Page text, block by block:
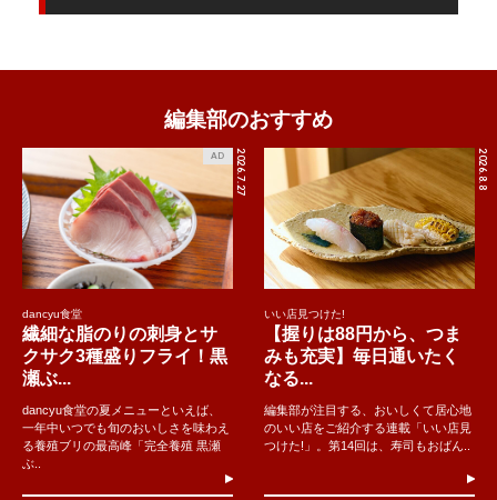
編集部のおすすめ
2026.7.27
AD
dancyu食堂
繊細な脂のりの刺身とサ
クサク3種盛りフライ！黒
瀬ぶ...
dancyu食堂の夏メニューといえば、
一年中いつでも旬のおいしさを味わえ
る養殖ブリの最高峰「完全養殖 黒瀬
ぶ..
2026.8.8
いい店見つけた!
【握りは88円から、つま
みも充実】毎日通いたく
なる...
編集部が注目する、おいしくて居心地
のいい店をご紹介する連載「いい店見
つけた!」。第14回は、寿司もおばん..